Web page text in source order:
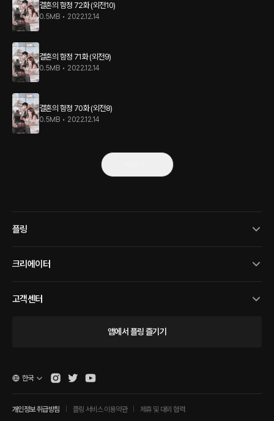
결혼의 함정 72화 (외전10)
0.5MB • 2022.12.14
결혼의 함정 71화 (외전9)
0.5MB • 2022.12.14
결혼의 함정 70화 (외전8)
0.5MB • 2022.12.14
플링
크리에이터
고객센터
앱에서 플링 즐기기
개인정보 취급방침 플링 서비스 이용약관 제휴 및 대외 협력
한국